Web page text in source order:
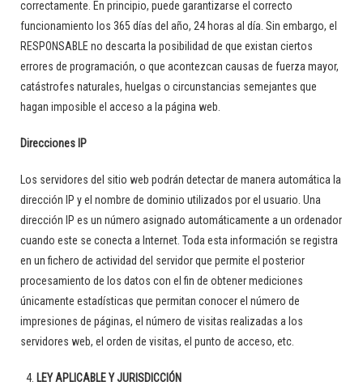
correctamente. En principio, puede garantizarse el correcto
funcionamiento los 365 días del año, 24 horas al día. Sin embargo, el
RESPONSABLE no descarta la posibilidad de que existan ciertos
errores de programación, o que acontezcan causas de fuerza mayor,
catástrofes naturales, huelgas o circunstancias semejantes que
hagan imposible el acceso a la página web.
Direcciones IP
Los servidores del sitio web podrán detectar de manera automática la
dirección IP y el nombre de dominio utilizados por el usuario. Una
dirección IP es un número asignado automáticamente a un ordenador
cuando este se conecta a Internet. Toda esta información se registra
en un fichero de actividad del servidor que permite el posterior
procesamiento de los datos con el fin de obtener mediciones
únicamente estadísticas que permitan conocer el número de
impresiones de páginas, el número de visitas realizadas a los
servidores web, el orden de visitas, el punto de acceso, etc.
LEY APLICABLE Y JURISDICCIÓN